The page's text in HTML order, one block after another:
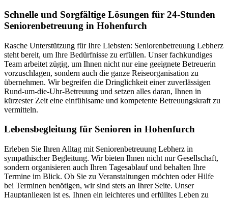
Schnelle und Sorgfältige Lösungen für 24-Stunden
Seniorenbetreuung in Hohenfurch
Rasche Unterstützung für Ihre Liebsten: Seniorenbetreuung Lebherz
steht bereit, um Ihre Bedürfnisse zu erfüllen. Unser fachkundiges
Team arbeitet zügig, um Ihnen nicht nur eine geeignete Betreuerin
vorzuschlagen, sondern auch die ganze Reiseorganisation zu
übernehmen. Wir begreifen die Dringlichkeit einer zuverlässigen
Rund-um-die-Uhr-Betreuung und setzen alles daran, Ihnen in
kürzester Zeit eine einfühlsame und kompetente Betreuungskraft zu
vermitteln.
Lebensbegleitung für Senioren in Hohenfurch
Erleben Sie Ihren Alltag mit Seniorenbetreuung Lebherz in
sympathischer Begleitung. Wir bieten Ihnen nicht nur Gesellschaft,
sondern organisieren auch Ihren Tagesablauf und behalten Ihre
Termine im Blick. Ob Sie zu Veranstaltungen möchten oder Hilfe
bei Terminen benötigen, wir sind stets an Ihrer Seite. Unser
Hauptanliegen ist es, Ihnen ein leichteres und erfülltes Leben zu